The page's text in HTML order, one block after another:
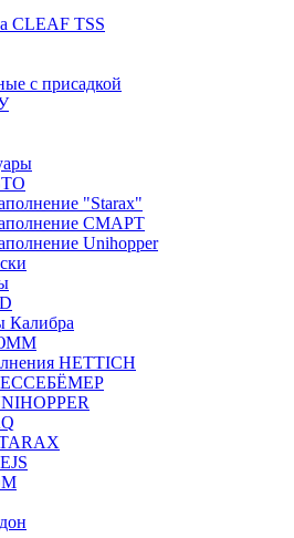
CLEAF TSS
с присадкой
"Starax"
СМАРТ
Unihopper
Калибра
ЮММ
HETTICH